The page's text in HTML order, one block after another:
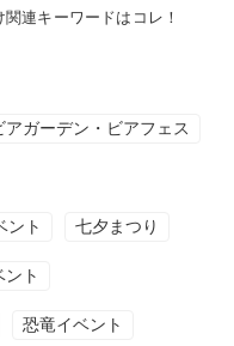
連キーワードはコレ！
アガーデン・ビアフェス
ント 七夕まつり
ント
恐竜イベント